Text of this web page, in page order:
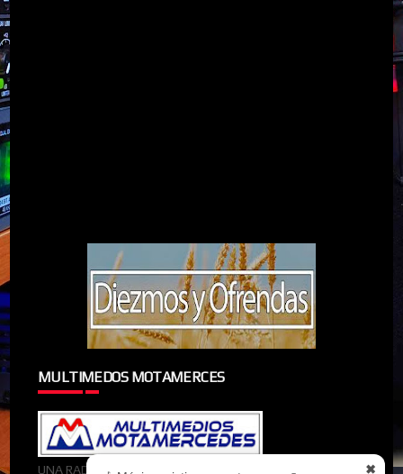
✖
MULTIMEDOS MOTAMERCES
UNA RADIOMIEMBRO DE MULTIMEDOS MOTAMERCES